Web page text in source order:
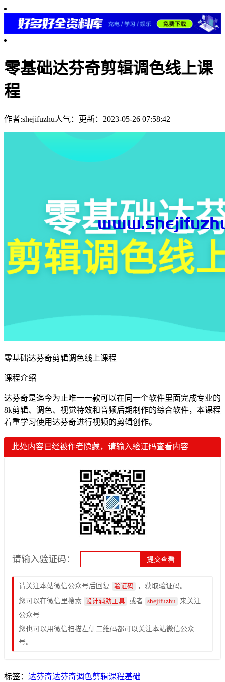
零基础达芬奇剪辑调色线上课
程
作者:shejifuzhu人气： 更新：2023-05-26 07:58:42
零基础达芬奇剪辑调色线上课程
课程介绍
达芬奇是迄今为止唯一一款可以在同一个软件里面完成专业的
8k剪辑、调色、视觉特效和音频后期制作的综合软件，本课程
着重学习使用达芬奇进行视频的剪辑创作。
此处内容已经被作者隐藏，请输入验证码查看内容
请输入验证码：
请关注本站微信公众号后回复 验证码
，获取验证码。
您可以在微信里搜索
设计辅助工具 或者 shejifuzhu
来关注
公众号
您也可以用微信扫描左侧二维码都可以关注本站微信公众
号。
标签： 达芬奇达芬奇调色剪辑课程基础